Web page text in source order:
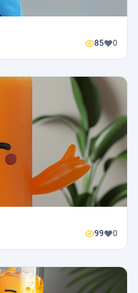
85 0
99 0